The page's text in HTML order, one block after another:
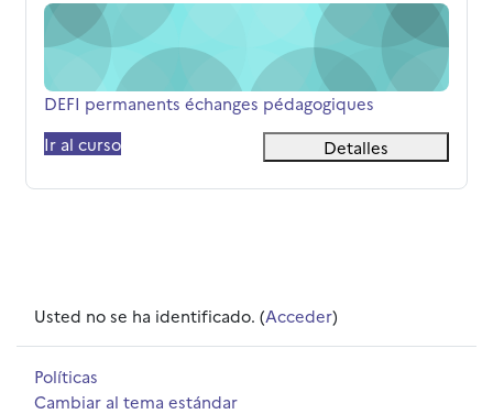
DEFI permanents échanges pédagogiques
Nombre del curso
DEFI permanents échanges pédagogiques
Ir al curso
Detalles
Usted no se ha identificado. (Acceder)
Políticas
Cambiar al tema estándar